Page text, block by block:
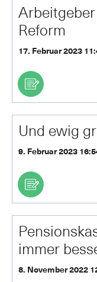
Reform
17. Februar 2023
Und ewig
9. Februar 2023
immer
8. November 2022